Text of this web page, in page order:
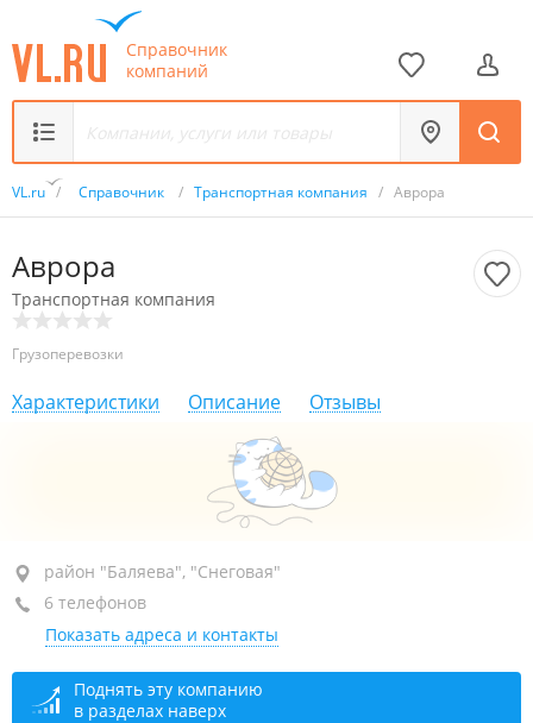
Справочник
компаний
VL.ru / Справочник / Транспортная компания / Аврора
Аврора
Транспортная компания
Грузоперевозки
Характеристики Описание Отзывы
район "Баляева", ул. Руднева, 14А
+7 924 336-77-02
закрыто, откроется в 09:00
район "Баляева", "Снеговая"
6 телефонов
Показать адреса и контакты
Поднять эту компанию
в разделах наверх